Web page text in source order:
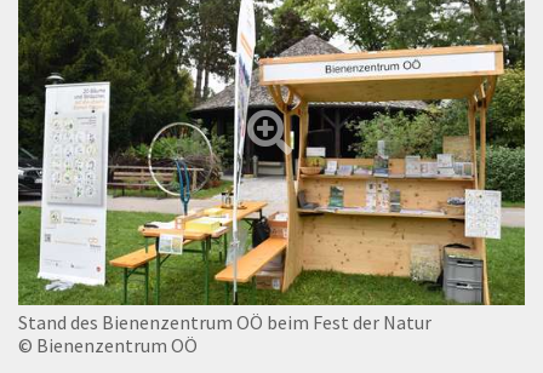
Stand des Bienenzentrum OÖ beim Fest der Natur
© Bienenzentrum OÖ